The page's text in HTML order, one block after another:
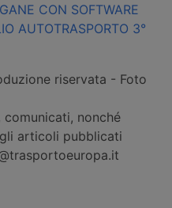
CON SOFTWARE
AUTOTRASPORTO 3°
riservata - Foto
comunicati, nonché
articoli pubblicati